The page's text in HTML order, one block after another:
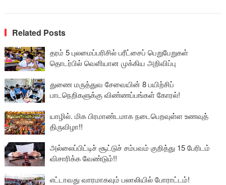
Related Posts
தரம் 5 புலமைப்பரிசில் பரீட்சைப் பெறுபேறுகள்
தொடர்பில் வெளியான முக்கிய அறிவிப்பு
துணை மருத்துவ சேவையின் 8 பயிற்சிப்
பாடநெறிகளுக்கு விண்ணப்பங்கள் கோரல்!
யாழில். மிக பிரமாண்டமாக நடைபெறவுள்ள உணவுத்
திருவிழா!!
அல்லைப்பிட்டிச் சூட்டுச் சம்பவம் குறித்து 15 பேரிடம்
விசாரிக்க வேண்டும்!!
எட்டாவது வாரமாகவும் பலாலியில் போராட்டம்!